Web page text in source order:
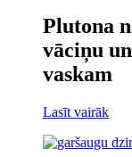
Plutona
vāciņu
vaskam
Lasīt vairāk